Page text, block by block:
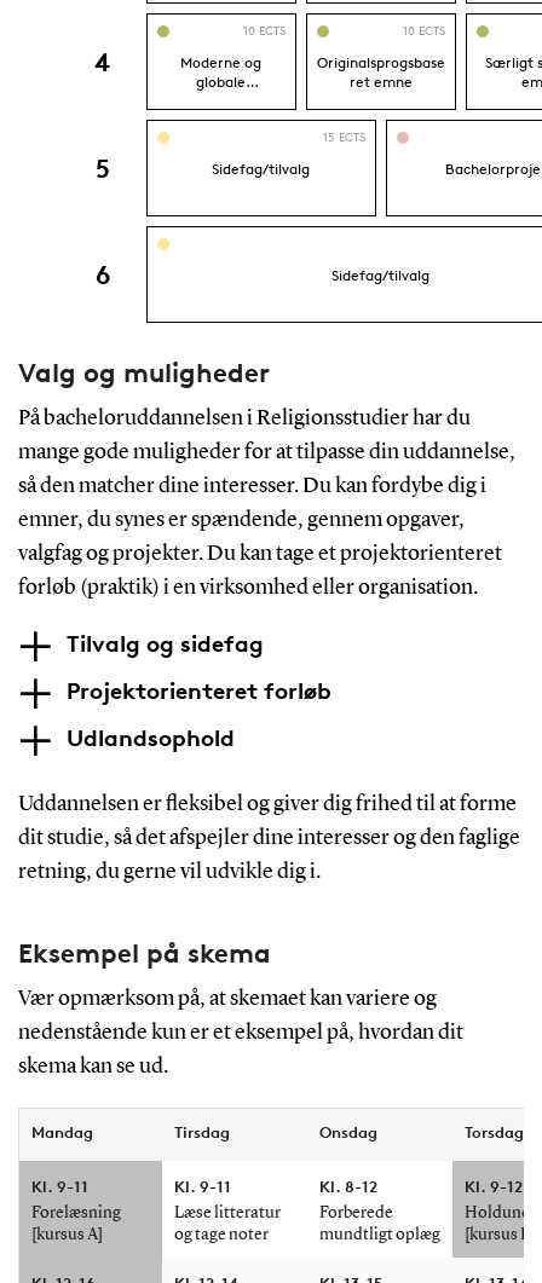
Valg og muligheder
På bacheloruddannelsen i Religionsstudier har du
mange gode muligheder for at tilpasse din uddannelse,
så den matcher dine interesser. Du kan fordybe dig i
emner, du synes er spændende, gennem opgaver,
valgfag og projekter. Du kan tage et projektorienteret
forløb (praktik) i en virksomhed eller organisation.
Tilvalg og sidefag
Projektorienteret forløb
Udlandsophold
Uddannelsen er fleksibel og giver dig frihed til at forme
dit studie, så det afspejler dine interesser og den faglige
retning, du gerne vil udvikle dig i.
Eksempel på skema
Vær opmærksom på, at skemaet kan variere og
nedenstående kun er et eksempel på, hvordan dit
skema kan se ud.
Mandag Tirsdag Onsdag Torsdag
Kl. 9-11
Forelæsning
[kursus A]
Kl. 9-11
Læse litteratur
og tage noter
Kl. 8-12
Forberede
mundtligt oplæg
Kl. 9-12
[kursus D]